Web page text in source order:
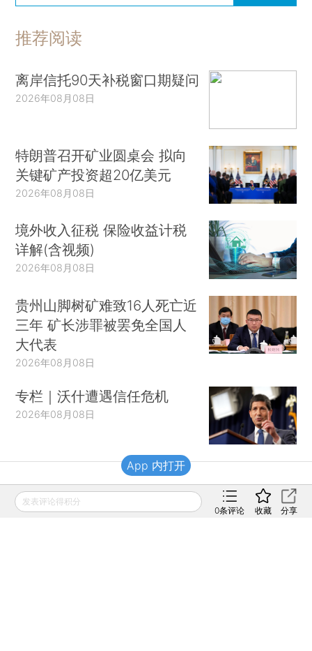
推荐阅读
离岸信托90天补税窗口期疑问
2026年08月08日
特朗普召开矿业圆桌会 拟向
关键矿产投资超20亿美元
2026年08月08日
境外收入征税 保险收益计税
详解(含视频)
2026年08月08日
贵州山脚树矿难致16人死亡近
三年 矿长涉罪被罢免全国人
大代表
2026年08月08日
专栏｜沃什遭遇信任危机
2026年08月08日
财新移动
发表评论得积分
0条评论 收藏 分享
App 内打开